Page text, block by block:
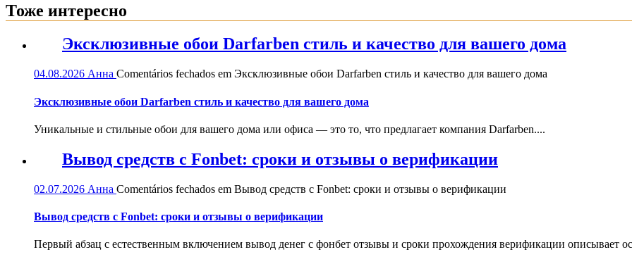
Тоже интересно
Эксклюзивные обои Darfarben стиль и качество для вашего дома
04.08.2026 Анна Comentários fechados em Эксклюзивные обои Darfarben стиль и качество для вашего дома
Эксклюзивные обои Darfarben стиль и качество для вашего дома
Уникальные и стильные обои для вашего дома или офиса — это то, что предлагает компания Darfarben....
Вывод средств с Fonbet: сроки и отзывы о верификации
02.07.2026 Анна Comentários fechados em Вывод средств с Fonbet: сроки и отзывы о верификации
Вывод средств с Fonbet: сроки и отзывы о верификации
Первый абзац с естественным включением вывод денег с фонбет отзывы и сроки прохождения верификации описывает